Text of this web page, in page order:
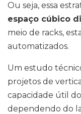
Ou seja, essa
espaço cúbico
meio de racks,
automatizados.
Um estudo
projetos de
capacidade útil
dependendo do